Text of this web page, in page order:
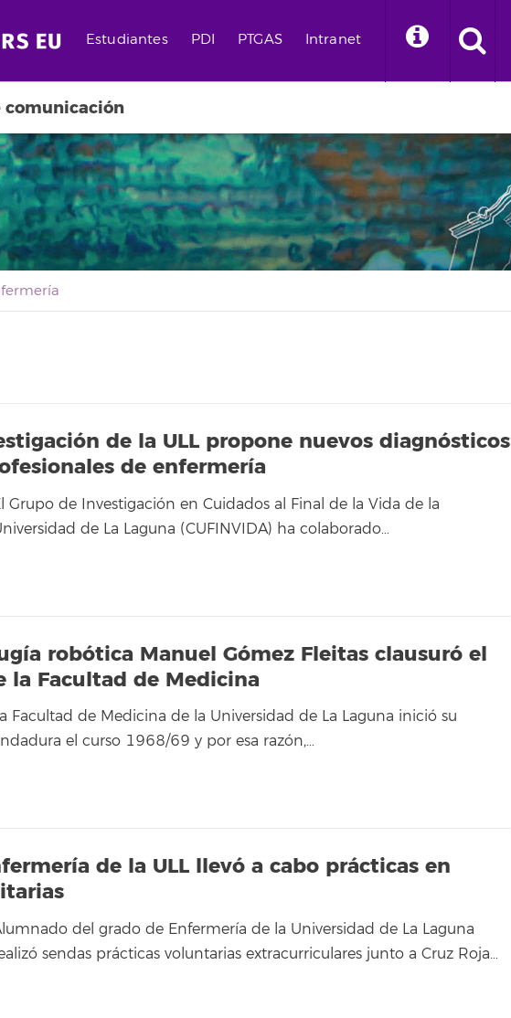
Estudiantes PDI PTGAS Intranet
comunicación
de la ULL propone nuevos diagnósticos
de enfermería
Grupo de Investigación en Cuidados al Final de la Vida de la
de La Laguna (CUFINVIDA) ha colaborado…
robótica Manuel Gómez Fleitas clausuró el
la Facultad de Medicina
Facultad de Medicina de la Universidad de La Laguna inició su
el curso 1968/69 y por esa razón,…
de la ULL llevó a cabo prácticas en
del grado de Enfermería de la Universidad de La Laguna
sendas prácticas voluntarias extracurriculares junto a Cruz Roja…